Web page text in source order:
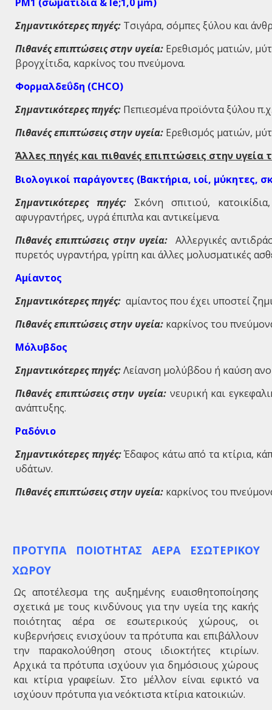
Σημαντικότερες πηγές: Τσιγάρα, σόμπες ξύλου και
Πιθανές επιπτώσεις στην υγεία: Ερεθισμός ματιών,
βρογχίτιδα, καρκίνος του πνεύμονα.
Φορμαλδεΰδη (CHCO)
Σημαντικότερες πηγές: Πεπιεσμένα προϊόντα ξύλου
Πιθανές επιπτώσεις στην υγεία: Ερεθισμός ματιών,
Άλλες πηγές και πιθανές επιπτώσεις στην
Βιολογικοί παράγοντες (Βακτήρια, ιοί, μύκητες,
Σημαντικότερες πηγές:
Σκόνη σπιτιού,
αφυγραντήρες, υγρά έπιπλα και αντικείμενα.
Πιθανές επιπτώσεις στην υγεία:Αλλεργικές
πυρετός υγραντήρα, γρίπη και άλλες μολυσματικές
Αμίαντος
Σημαντικότερες πηγές: αμίαντος που έχει υποστεί
Πιθανές επιπτώσεις στην υγεία: καρκίνος του
Μόλυβδος
Σημαντικότερες πηγές:Λείανση μολύβδου ή καύση
Πιθανές επιπτώσεις στην υγεία: νευρική και
ανάπτυξης.
Ραδόνιο
Σημαντικότερες πηγές:Έδαφος κάτω από τα κτίρια,
υδάτων.
Πιθανές επιπτώσεις στην υγεία: καρκίνος του
ΠΡΟΤΥΠΑ ΠΟΙΟΤΗΤΑΣ ΑΕΡΑ ΕΣΩΤΕΡΙΚΟΥ
ΧΩΡΟΥ
Ως αποτέλεσμα της αυξημένης ευαισθητοποίησης
σχετικά με τους κινδύνους για την υγεία της κακής
ποιότητας αέρα σε εσωτερικούς χώρους, οι
κυβερνήσεις ενισχύουν τα πρότυπα και επιβάλλουν
την παρακολούθηση στους ιδιοκτήτες κτιρίων.
Αρχικά τα πρότυπα ισχύουν για δημόσιους χώρους
και κτίρια γραφείων. Στο μέλλον είναι εφικτό να
ισχύουν πρότυπα για νεόκτιστα κτίρια κατοικιών.